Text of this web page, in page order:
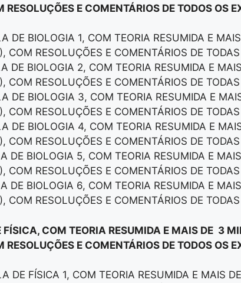
RESOLUÇÕES E COMENTÁRIOS DE TODOS OS
DE BIOLOGIA 1, COM TEORIA RESUMIDA E
COM RESOLUÇÕES E COMENTÁRIOS DE
DE BIOLOGIA 2, COM TEORIA RESUMIDA E
COM RESOLUÇÕES E COMENTÁRIOS DE
DE BIOLOGIA 3, COM TEORIA RESUMIDA E
COM RESOLUÇÕES E COMENTÁRIOS DE
DE BIOLOGIA 4, COM TEORIA RESUMIDA E
COM RESOLUÇÕES E COMENTÁRIOS DE
DE BIOLOGIA 5, COM TEORIA RESUMIDA E
COM RESOLUÇÕES E COMENTÁRIOS DE
DE BIOLOGIA 6, COM TEORIA RESUMIDA E
COM RESOLUÇÕES E COMENTÁRIOS DE
COM TEORIA RESUMIDA E MAIS DE 3
RESOLUÇÕES E COMENTÁRIOS DE TODOS OS
DE FÍSICA 1, COM TEORIA RESUMIDA E MAIS